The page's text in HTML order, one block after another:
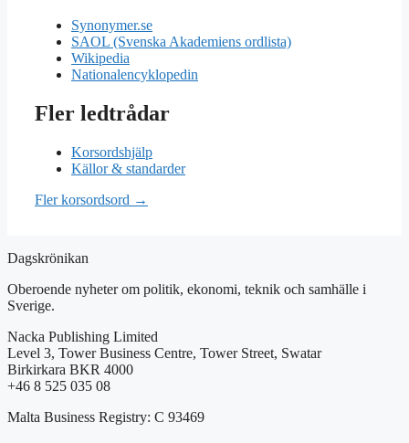
Synonymer.se
SAOL (Svenska Akademiens ordlista)
Wikipedia
Nationalencyklopedin
Fler ledtrådar
Korsordshjälp
Källor & standarder
Fler korsordsord →
Dagskrönikan
Oberoende nyheter om politik, ekonomi, teknik och samhälle i
Sverige.
Nacka Publishing Limited
Level 3, Tower Business Centre, Tower Street, Swatar
Birkirkara BKR 4000
+46 8 525 035 08
Malta Business Registry: C 93469